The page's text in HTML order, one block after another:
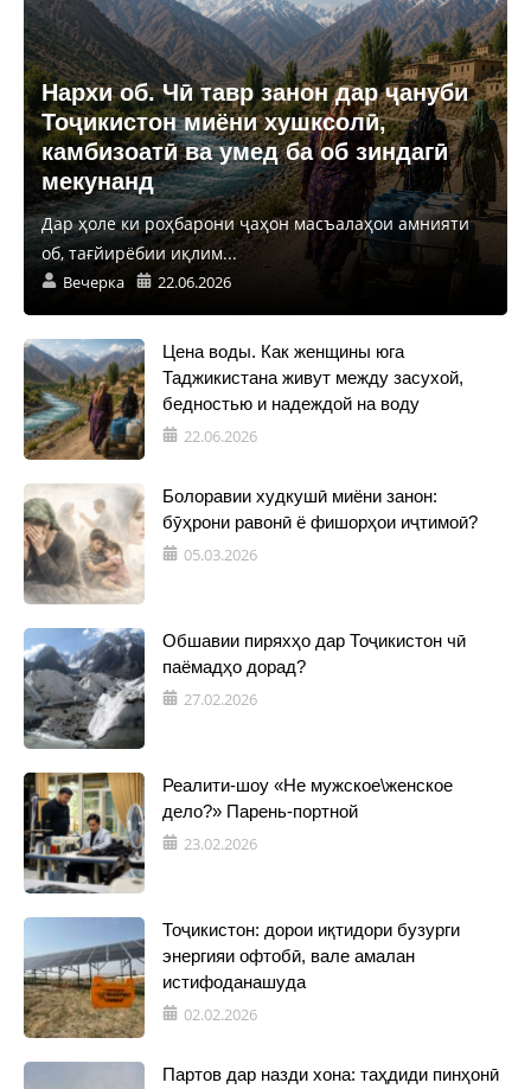
Нархи об. Чӣ тавр занон дар ҷануби
Тоҷикистон миёни хушксолӣ,
камбизоатӣ ва умед ба об зиндагӣ
мекунанд
Дар ҳоле ки роҳбарони ҷаҳон масъалаҳои амнияти
об, тағйирёбии иқлим...
Вечерка 22.06.2026
Цена воды. Как женщины юга
Таджикистана живут между засухой,
бедностью и надеждой на воду
22.06.2026
Болоравии худкушӣ миёни занон:
бӯҳрони равонӣ ё фишорҳои иҷтимоӣ?
05.03.2026
Обшавии пиряхҳо дар Тоҷикистон чӣ
паёмадҳо дорад?
27.02.2026
Реалити-шоу «Не мужское\женское
дело?» Парень-портной
23.02.2026
Тоҷикистон: дорои иқтидори бузурги
энергияи офтобӣ, вале амалан
истифоданашуда
02.02.2026
Партов дар назди хона: таҳдиди пинҳонӣ